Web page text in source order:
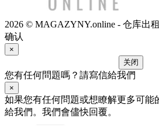
2026 © MAGAZYNY.online - 仓库出租
确认
×
关闭
您有任何問題嗎？請寫信給我們
×
如果您有任何問題或想瞭解更多可能
給我們。我們會儘快回覆。